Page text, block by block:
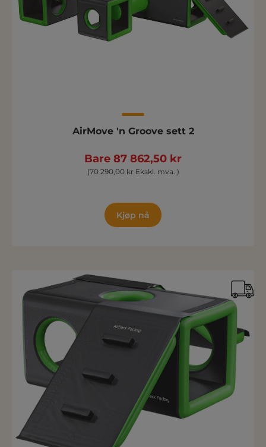
AirMove 'n Groove sett 2
Bare 87 862,50 kr
(70 290,00 kr Ekskl. mva. )
Kjøp nå